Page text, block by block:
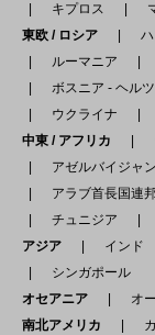
キプロス
東欧 / ロシア
ハ
ルーマニア
ボスニア - ヘル
ウクライナ
中東 / アフリカ
アゼルバイジャ
アラブ首長国連
チュニジア
アジア
インド
シンガポール
オセアニア
オ
南北アメリカ